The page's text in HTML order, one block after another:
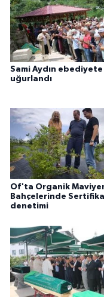
Sami Aydın ebediyete
uğurlandı
Of'ta Organik
Bahçelerinde
denetimi